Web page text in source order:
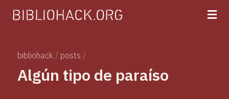
bibliohack / posts /
Algún tipo de paraíso